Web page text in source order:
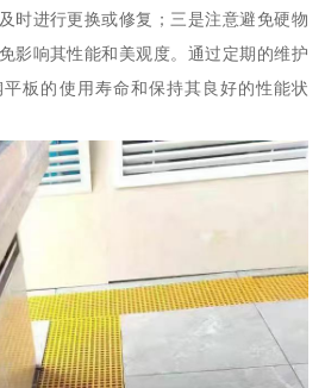
时进行更换或修复；三是注意避免硬物
影响其性能和美观度。通过定期的维护
板的使用寿命和保持其良好的性能状